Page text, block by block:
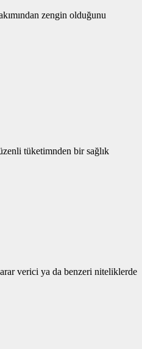
zengin olduğunu
tüketimnden bir sağlık
verici ya da benzeri niteliklerde